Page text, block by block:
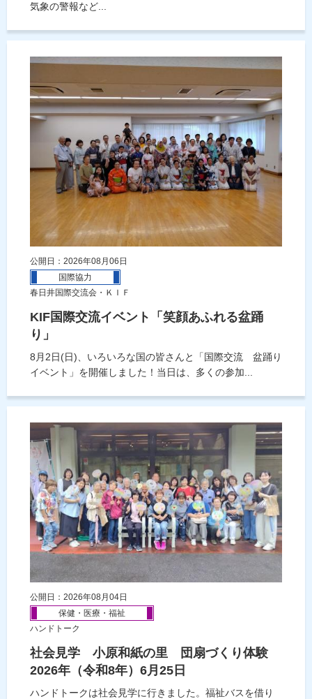
気象の警報など...
公開日：2026年08月06日
国際協力
春日井国際交流会・ＫＩＦ
KIF国際交流イベント「笑顔あふれる盆踊
り」
8月2日(日)、いろいろな国の皆さんと「国際交流 盆踊り
イベント」を開催しました！当日は、多くの参加...
公開日：2026年08月04日
保健・医療・福祉
ハンドトーク
社会見学 小原和紙の里 団扇づくり体験
2026年（令和8年）6月25日
ハンドトークは社会見学に行きました。福祉バスを借り